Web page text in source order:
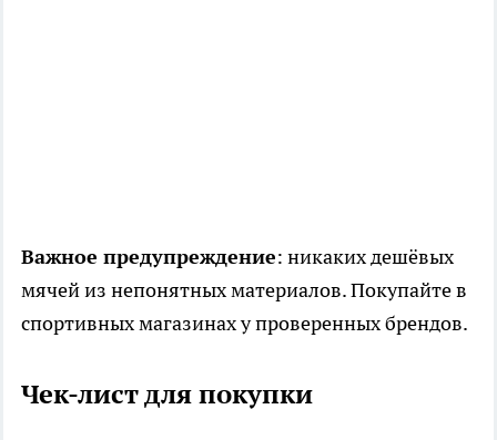
Важное предупреждение: никаких дешёвых
мячей из непонятных материалов. Покупайте в
спортивных магазинах у проверенных брендов.
Чек-лист для покупки